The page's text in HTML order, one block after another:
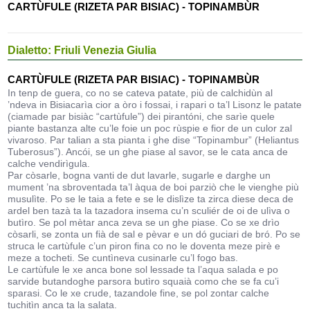
CARTÙFULE (RIZETA PAR BISIAC) - TOPINAMBÙR
Dialetto: Friuli Venezia Giulia
CARTÙFULE (RIZETA PAR BISIAC) - TOPINAMBÙR
In tenp de guera, co no se cateva patate, più de calchidùn al
’ndeva in Bisiacarìa cior a òro i fossai, i rapari o ta’l Lisonz le patate
(ciamade par bisiàc “cartùfule”) dei pirantóni, che sarìe quele
piante bastanza alte cu’le foie un poc rùspie e fior de un culor zal
vivaroso. Par talian a sta pianta i ghe dise “Topinambur” (Heliantus
Tuberosus”). Ancói, se un ghe piase al savor, se le cata anca de
calche vendirìgula.
Par còsarle, bogna vanti de dut lavarle, sugarle e darghe un
mument ’na sbroventada ta’l àqua de boi parziò che le vienghe più
musulìte. Po se le taia a fete e se le dislìze ta zirca diese deca de
ardel ben tazà ta la tazadora insema cu’n sculiér de oi de ulìva o
butìro. Se pol mètar anca zeva se un ghe piase. Co se xe drìo
còsarli, se zonta un fià de sal e pèvar e un dó guciari de bró. Po se
struca le cartùfule c’un piron fina co no le doventa meze pirè e
meze a tocheti. Se cuntìneva cusinarle cu’l fogo bas.
Le cartùfule le xe anca bone sol lessade ta l’aqua salada e po
sarvide butandoghe parsora butìro squaià como che se fa cu’i
sparasi. Co le xe crude, tazandole fine, se pol zontar calche
tuchitìn anca ta la salata.